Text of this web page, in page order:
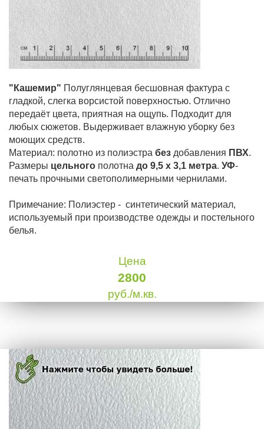
"Кашемир" Полуглянцевая бесшовная фактура с
гладкой, слегка ворсистой поверхностью. Отлично
передаёт цвета, приятная на ощупь. Подходит для
любых сюжетов. Выдерживает влажную уборку без
моющих средств.
Материал: полотно из полиэстра без добавления ПВХ.
Размеры цельного полотна до 9,5 х 3,1 метра. УФ-
печать прочными светополимерными чернилами.
Примечание: Полиэстер - синтетический материал,
используемый при производстве одежды и постельного
белья.
Цена
2800
руб./м.кв.